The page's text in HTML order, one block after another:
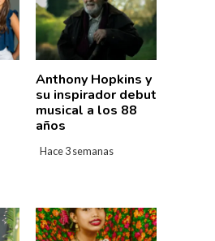
Anthony Hopkins y
su inspirador debut
musical a los 88
años
Hace 3 semanas